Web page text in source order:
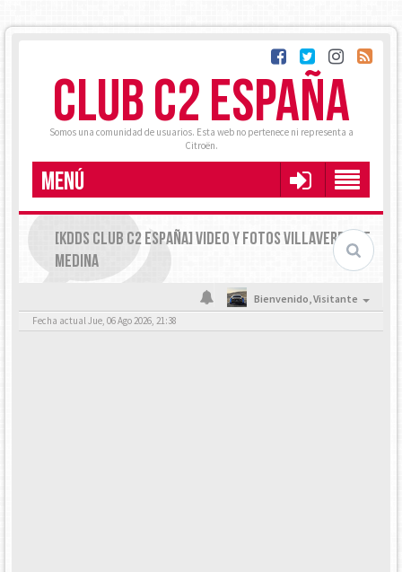
CLUB C2 ESPAÑA
Somos una comunidad de usuarios. Esta web no pertenece ni representa a
Citroën.
MENÚ
[KDDS CLUB C2 ESPAÑA] VIDEO Y FOTOS VILLAVERDE DE
MEDINA
Bienvenido,Visitante
Fecha actual Jue, 06 Ago 2026, 21:38